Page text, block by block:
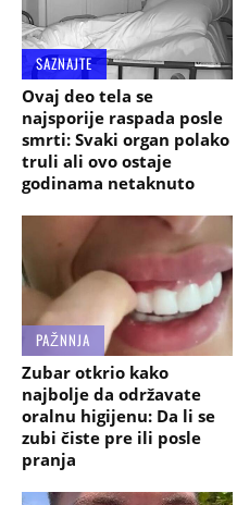
SAZNAJTE
Ovaj deo tela se
najsporije raspada posle
smrti: Svaki organ polako
truli ali ovo ostaje
godinama netaknuto
PAŽNNJA
Zubar otkrio kako
najbolje da održavate
oralnu higijenu: Da li se
zubi čiste pre ili posle
pranja